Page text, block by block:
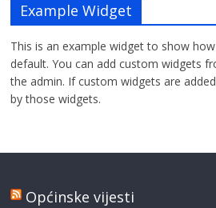
Example Widget
This is an example widget to show
default. You can add custom widgets
the admin. If custom widgets are
by those widgets.
Općinske vijesti